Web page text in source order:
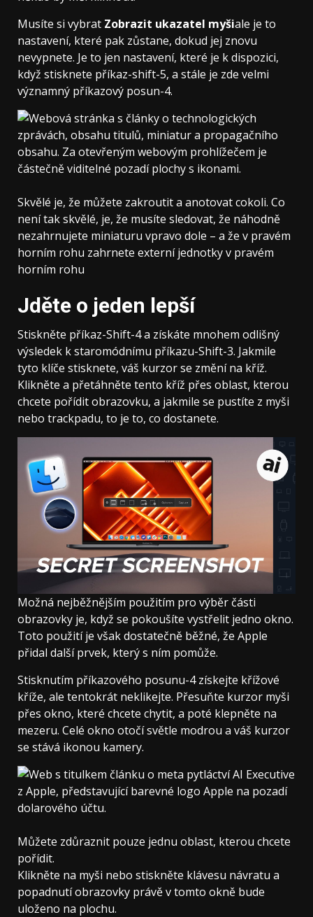
Musíte si vybrat Zobrazit ukazatel myšiale je to
nastavení, které pak zůstane, dokud jej znovu
nevypnete. Je to jen nastavení, které je k dispozici,
když stisknete příkaz-shift-5, a stále je zde velmi
významný příkazový posun-4.
Skvělé je, že můžete zakroutit a anotovat cokoli. Co
není tak skvělé, je, že musíte sledovat, že náhodně
nezahrnujete miniaturu vpravo dole – a že v pravém
horním rohu zahrnete externí jednotky v pravém
horním rohu
Jděte o jeden lepší
Stiskněte příkaz-Shift-4 a získáte mnohem odlišný
výsledek k staromódnímu příkazu-Shift-3. Jakmile
tyto klíče stisknete, váš kurzor se změní na kříž.
Klikněte a přetáhněte tento kříž přes oblast, kterou
chcete pořídit obrazovku, a jakmile se pustíte z myši
nebo trackpadu, to je to, co dostanete.
Možná nejběžnějším použitím pro výběr části
obrazovky je, když se pokoušíte vystřelit jedno okno.
Toto použití je však dostatečně běžné, že Apple
přidal další prvek, který s ním pomůže.
Stisknutím příkazového posunu-4 získejte křížové
kříže, ale tentokrát neklikejte. Přesuňte kurzor myši
přes okno, které chcete chytit, a poté klepněte na
mezeru. Celé okno otočí světle modrou a váš kurzor
se stává ikonou kamery.
Můžete zdůraznit pouze jednu oblast, kterou chcete
pořídit.
Klikněte na myši nebo stiskněte klávesu návratu a
popadnutí obrazovky právě v tomto okně bude
uloženo na plochu.